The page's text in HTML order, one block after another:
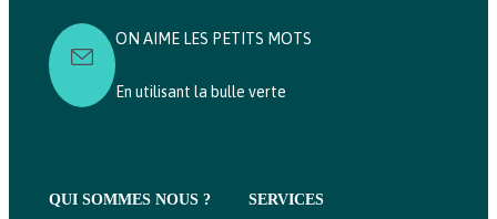
ON AIME LES PETITS MOTS
En utilisant la bulle verte
QUI SOMMES NOUS ? SERVICES